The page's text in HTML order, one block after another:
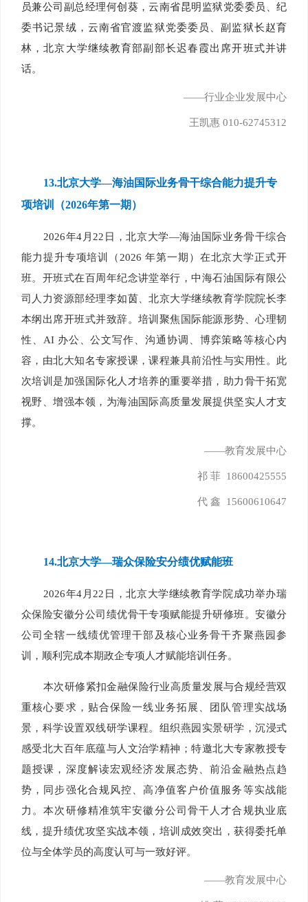
员兼公司副总经理何创葵，云南省昆明监狱党委委员、纪
委书记景绒，云南省官渡监狱党委委员、副监狱长赵育
林，北京大学继续教育部副部长迟春霞出席开班式并讲
话。
——行业企业发展中心
王凯惠 010-62745312
13.北京大学—海油国际业务骨干综合能力提升专
项培训（2026年第一期）
2026年4月22日，北京大学—海油国际业务骨干综合
能力提升专项培训（2026 年第一期）在北京大学正式开
班。开班式在百周年纪念讲堂举行，中海石油国际有限公
司人力资源部经理李如茵、北京大学继续教育学院院长李
本纲出席开班式并致辞。培训聚焦国际能源形势、心理韧
性、AI 办公、公文写作、沟通协调、博弈策略等核心内
容，由北大知名专家授课，课程兼具前沿性与实用性。此
次培训是加强国际化人才培养的重要举措，助力骨干拓宽
视野、增强本领，为海油国际高质量发展提供坚实人才支
撑。
——教育发展中心
祁 菲 18600425555
代 鑫 15600610647
14.北京大学—瑞众保险安分绩优赋能班
2026年4月22日，北京大学继续教育学院成功举办瑞
众保险安徽分公司绩优骨干专项赋能提升研修班。安徽分
公司全辖一线绩优管理干部及核心业务骨干齐聚燕园参
训，顺利完成本期政企专项人才赋能培训任务。
本次研修紧扣金融保险行业高质量发展与合规经营双
重核心要求，贴合保险一线业务拓展、团队管理实战场
景，科学设置双线研学课程。组织燕园实景研学，沉浸式
感受北大百年底蕴与人文治学精神；特邀北大专家教授专
题授课，深度解读宏观经济发展态势、前沿金融热点趋
势，同步强化合规风控、高净值客户价值服务等实战能
力。本次研修精准筑牢安徽分公司骨干人才合规执业底
线，提升绩优攻坚实战本领，培训成效突出，获得委托单
位与全体学员的高度认可与一致好评。
——教育发展中心